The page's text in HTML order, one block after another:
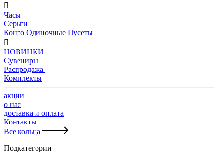

Часы
Серьги
Конго Одиночные Пусеты

НОВИНКИ
Сувениры
Распродажа
Комплекты
акции
о нас
доставка и оплата
Контакты
Все кольца
Подкатегории